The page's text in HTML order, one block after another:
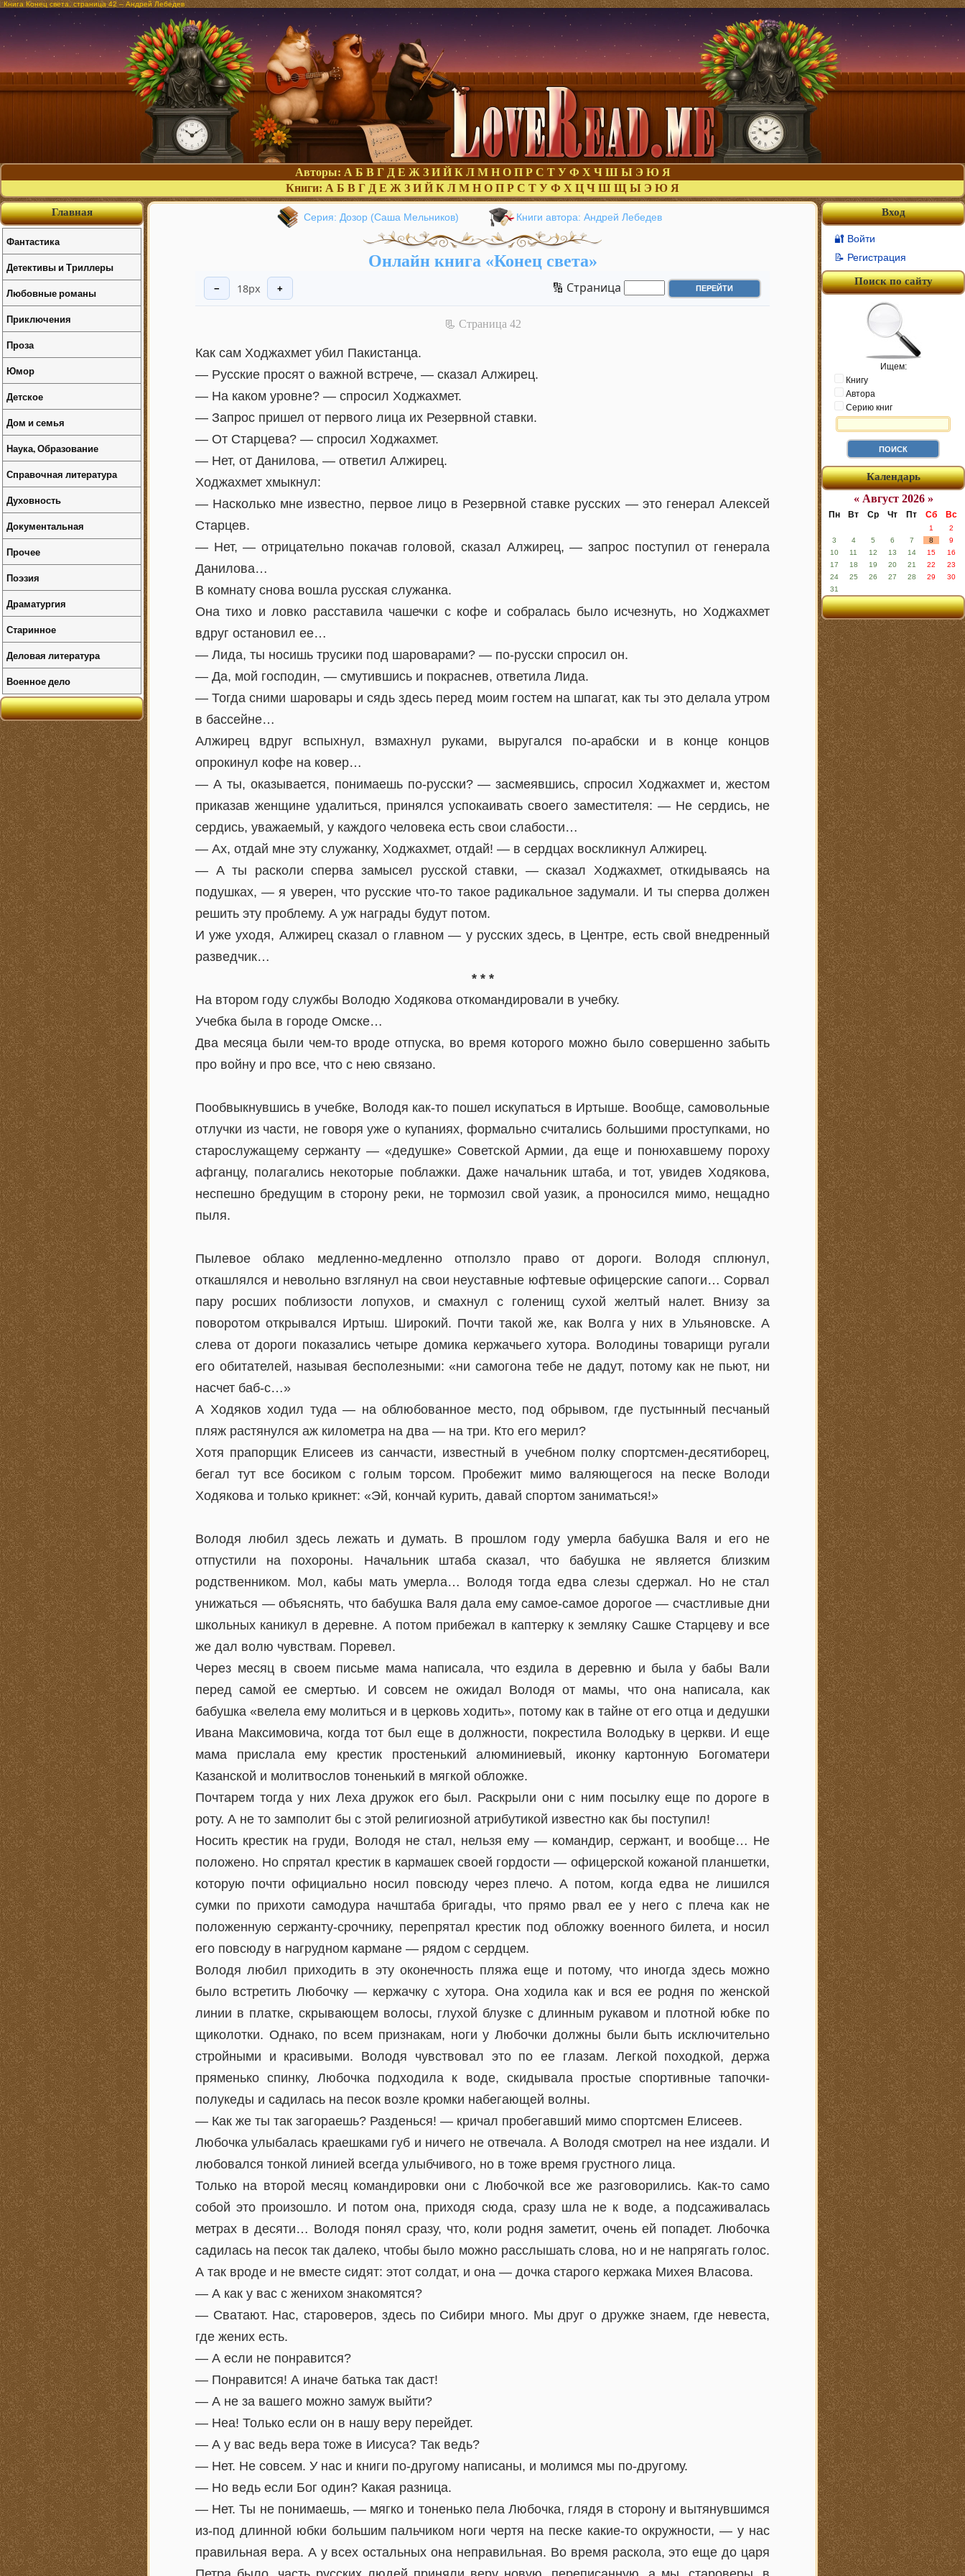
Книга Конец света, страница 42 – Андрей Лебедев
Авторы: А Б В Г Д Е Ж З И Й К Л М Н О П Р С Т У Ф Х Ч Ш Ы Э Ю Я
Книги: А Б В Г Д Е Ж З И Й К Л М Н О П Р С Т У Ф Х Ц Ч Ш Щ Ы Э Ю Я
Серия: Дозор (Саша Мельников) Книги автора: Андрей Лебедев
Онлайн книга «Конец света»
− 18px + 🔢 Страница
📃 Cтраница 42
Как сам Ходжахмет убил Пакистанца.
— Русские просят о важной встрече, — сказал Алжирец.
— На каком уровне? — спросил Ходжахмет.
— Запрос пришел от первого лица их Резервной ставки.
— От Старцева? — спросил Ходжахмет.
— Нет, от Данилова, — ответил Алжирец.
Ходжахмет хмыкнул:
— Насколько мне известно, первое лицо в Резервной ставке русских — это генерал Алексей
Старцев.
— Нет, — отрицательно покачав головой, сказал Алжирец, — запрос поступил от генерала
Данилова…
В комнату снова вошла русская служанка.
Она тихо и ловко расставила чашечки с кофе и собралась было исчезнуть, но Ходжахмет
вдруг остановил ее…
— Лида, ты носишь трусики под шароварами? — по-русски спросил он.
— Да, мой господин, — смутившись и покраснев, ответила Лида.
— Тогда сними шаровары и сядь здесь перед моим гостем на шпагат, как ты это делала утром
в бассейне…
Алжирец вдруг вспыхнул, взмахнул руками, выругался по-арабски и в конце концов
опрокинул кофе на ковер…
— А ты, оказывается, понимаешь по-русски? — засмеявшись, спросил Ходжахмет и, жестом
приказав женщине удалиться, принялся успокаивать своего заместителя: — Не сердись, не
сердись, уважаемый, у каждого человека есть свои слабости…
— Ах, отдай мне эту служанку, Ходжахмет, отдай! — в сердцах воскликнул Алжирец.
— А ты расколи сперва замысел русской ставки, — сказал Ходжахмет, откидываясь на
подушках, — я уверен, что русские что-то такое радикальное задумали. И ты сперва должен
решить эту проблему. А уж награды будут потом.
И уже уходя, Алжирец сказал о главном — у русских здесь, в Центре, есть свой внедренный
разведчик…
* * *
На втором году службы Володю Ходякова откомандировали в учебку.
Учебка была в городе Омске…
Два месяца были чем-то вроде отпуска, во время которого можно было совершенно забыть
про войну и про все, что с нею связано.
Пообвыкнувшись в учебке, Володя как-то пошел искупаться в Иртыше. Вообще, самовольные
отлучки из части, не говоря уже о купаниях, формально считались большими проступками, но
старослужащему сержанту — «дедушке» Советской Армии, да еще и понюхавшему пороху
афганцу, полагались некоторые поблажки. Даже начальник штаба, и тот, увидев Ходякова,
неспешно бредущим в сторону реки, не тормозил свой уазик, а проносился мимо, нещадно
пыля.
Пылевое облако медленно-медленно отползло право от дороги. Володя сплюнул,
откашлялся и невольно взглянул на свои неуставные юфтевые офицерские сапоги… Сорвал
пару росших поблизости лопухов, и смахнул с голенищ сухой желтый налет. Внизу за
поворотом открывался Иртыш. Широкий. Почти такой же, как Волга у них в Ульяновске. А
слева от дороги показались четыре домика кержачьего хутора. Володины товарищи ругали
его обитателей, называя бесполезными: «ни самогона тебе не дадут, потому как не пьют, ни
насчет баб-с…»
А Ходяков ходил туда — на облюбованное место, под обрывом, где пустынный песчаный
пляж растянулся аж километра на два — на три. Кто его мерил?
Хотя прапорщик Елисеев из санчасти, известный в учебном полку спортсмен-десятиборец,
бегал тут все босиком с голым торсом. Пробежит мимо валяющегося на песке Володи
Ходякова и только крикнет: «Эй, кончай курить, давай спортом заниматься!»
Володя любил здесь лежать и думать. В прошлом году умерла бабушка Валя и его не
отпустили на похороны. Начальник штаба сказал, что бабушка не является близким
родственником. Мол, кабы мать умерла… Володя тогда едва слезы сдержал. Но не стал
унижаться — объяснять, что бабушка Валя дала ему самое-самое дорогое — счастливые дни
школьных каникул в деревне. А потом прибежал в каптерку к земляку Сашке Старцеву и все
же дал волю чувствам. Поревел.
Через месяц в своем письме мама написала, что ездила в деревню и была у бабы Вали
перед самой ее смертью. И совсем не ожидал Володя от мамы, что она написала, как
бабушка «велела ему молиться и в церковь ходить», потому как в тайне от его отца и дедушки
Ивана Максимовича, когда тот был еще в должности, покрестила Володьку в церкви. И еще
мама прислала ему крестик простенький алюминиевый, иконку картонную Богоматери
Казанской и молитвослов тоненький в мягкой обложке.
Почтарем тогда у них Леха дружок его был. Раскрыли они с ним посылку еще по дороге в
роту. А не то замполит бы с этой религиозной атрибутикой известно как бы поступил!
Носить крестик на груди, Володя не стал, нельзя ему — командир, сержант, и вообще… Не
положено. Но спрятал крестик в кармашек своей гордости — офицерской кожаной планшетки,
которую почти официально носил повсюду через плечо. А потом, когда едва не лишился
сумки по прихоти самодура начштаба бригады, что прямо рвал ее у него с плеча как не
положенную сержанту-срочнику, перепрятал крестик под обложку военного билета, и носил
его повсюду в нагрудном кармане — рядом с сердцем.
Володя любил приходить в эту оконечность пляжа еще и потому, что иногда здесь можно
было встретить Любочку — кержачку с хутора. Она ходила как и вся ее родня по женской
линии в платке, скрывающем волосы, глухой блузке с длинным рукавом и плотной юбке по
щиколотки. Однако, по всем признакам, ноги у Любочки должны были быть исключительно
стройными и красивыми. Володя чувствовал это по ее глазам. Легкой походкой, держа
пряменько спинку, Любочка подходила к воде, скидывала простые спортивные тапочки-
полукеды и садилась на песок возле кромки набегающей волны.
— Как же ты так загораешь? Разденься! — кричал пробегавший мимо спортсмен Елисеев.
Любочка улыбалась краешками губ и ничего не отвечала. А Володя смотрел на нее издали. И
любовался тонкой линией всегда улыбчивого, но в тоже время грустного лица.
Только на второй месяц командировки они с Любочкой все же разговорились. Как-то само
собой это произошло. И потом она, приходя сюда, сразу шла не к воде, а подсаживалась
метрах в десяти… Володя понял сразу, что, коли родня заметит, очень ей попадет. Любочка
садилась на песок так далеко, чтобы было можно расслышать слова, но и не напрягать голос.
А так вроде и не вместе сидят: этот солдат, и она — дочка старого кержака Михея Власова.
— А как у вас с женихом знакомятся?
— Сватают. Нас, староверов, здесь по Сибири много. Мы друг о дружке знаем, где невеста,
где жених есть.
— А если не понравится?
— Понравится! А иначе батька так даст!
— А не за вашего можно замуж выйти?
— Неа! Только если он в нашу веру перейдет.
— А у вас ведь вера тоже в Иисуса? Так ведь?
— Нет. Не совсем. У нас и книги по-другому написаны, и молимся мы по-другому.
— Но ведь если Бог один? Какая разница.
— Нет. Ты не понимаешь, — мягко и тоненько пела Любочка, глядя в сторону и вытянувшимся
из-под длинной юбки большим пальчиком ноги чертя на песке какие-то окружности, — у нас
правильная вера. А у всех остальных она неправильная. Во время раскола, это еще до царя
Вход
🔐 Войти
📝 Регистрация
Поиск по сайту
Ищем:
Книгу
Автора
Серию книг
Календарь
« Август 2026 »
Пн Вт Ср Чт Пт Сб Вс
1
2
3
4 5 6 7 8
9
10
11 12 13 14 15
16
17
18 19 20 21 22
23
24
25 26 27 28 29
30
31
Главная
Фантастика
Детективы и Триллеры
Любовные романы
Приключения
Проза
Юмор
Детское
Дом и семья
Наука, Образование
Справочная литература
Духовность
Документальная
Прочее
Поэзия
Драматургия
Старинное
Деловая литература
Военное дело